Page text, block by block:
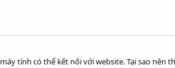
tính có thể kết nối với website. Tại sao nên